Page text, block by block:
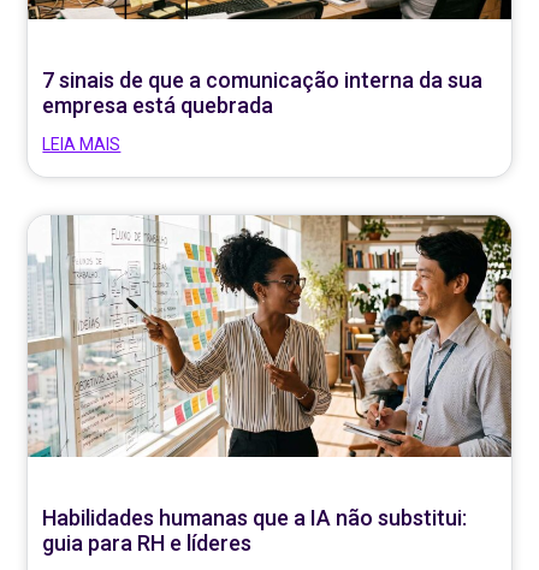
7 sinais de que a comunicação interna da sua
empresa está quebrada
LEIA MAIS
Habilidades humanas que a IA não substitui:
guia para RH e líderes